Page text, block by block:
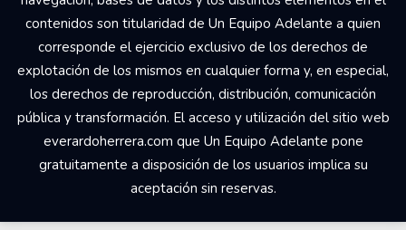
contenidos son titularidad de Un Equipo Adelante a quien
corresponde el ejercicio exclusivo de los derechos de
explotación de los mismos en cualquier forma y, en especial,
los derechos de reproducción, distribución, comunicación
pública y transformación. El acceso y utilización del sitio web
everardoherrera.com que Un Equipo Adelante pone
gratuitamente a disposición de los usuarios implica su
aceptación sin reservas.